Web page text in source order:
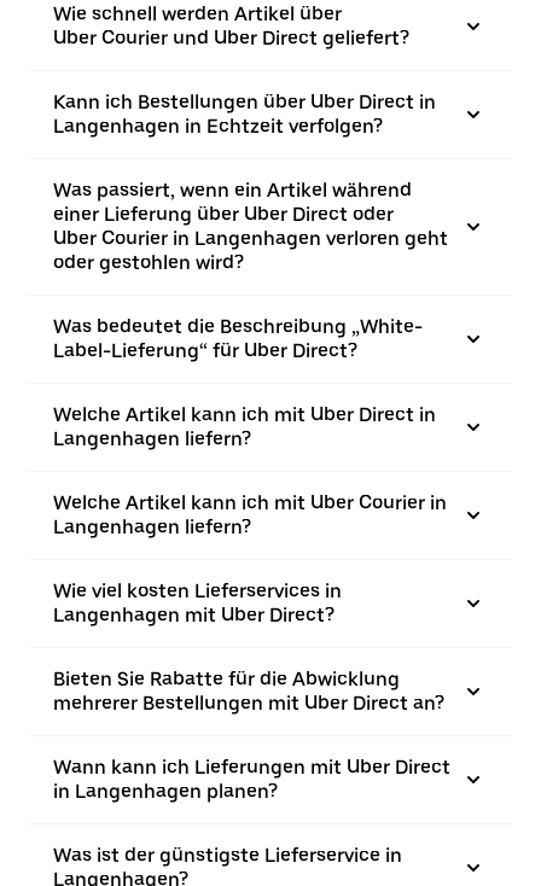
Wie schnell werden Artikel über
Uber Courier und Uber Direct geliefert?
Kann ich Bestellungen über Uber Direct in
Langenhagen in Echtzeit verfolgen?
Was passiert, wenn ein Artikel während
einer Lieferung über Uber Direct oder
Uber Courier in Langenhagen verloren geht
oder gestohlen wird?
Was bedeutet die Beschreibung „White-
Label-Lieferung“ für Uber Direct?
Welche Artikel kann ich mit Uber Direct in
Langenhagen liefern?
Welche Artikel kann ich mit Uber Courier in
Langenhagen liefern?
Wie viel kosten Lieferservices in
Langenhagen mit Uber Direct?
Bieten Sie Rabatte für die Abwicklung
mehrerer Bestellungen mit Uber Direct an?
Wann kann ich Lieferungen mit Uber Direct
in Langenhagen planen?
Was ist der günstigste Lieferservice in
Langenhagen?